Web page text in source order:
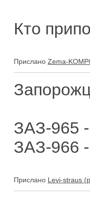
Кто
Прислано Zema-
ЗАЗ-965
ЗАЗ-966
Прислано Levi-straus